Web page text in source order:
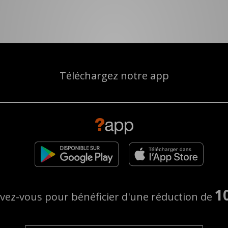
Téléchargez notre app
vous pour bénéficier d'une réduction de